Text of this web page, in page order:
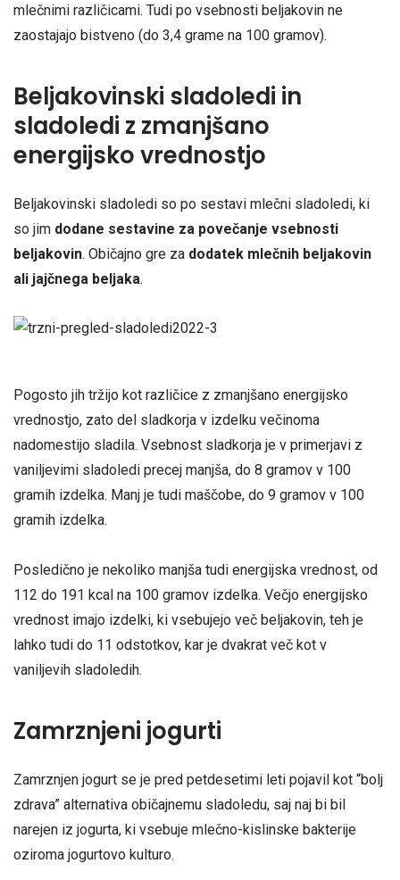
mlečnimi različicami. Tudi po vsebnosti beljakovin ne
zaostajajo bistveno (do 3,4 grame na 100 gramov).
Beljakovinski sladoledi in
sladoledi z zmanjšano
energijsko vrednostjo
Beljakovinski sladoledi so po sestavi mlečni sladoledi, ki
so jim dodane sestavine za povečanje vsebnosti
beljakovin. Običajno gre za dodatek mlečnih beljakovin
ali jajčnega beljaka.
Pogosto jih tržijo kot različice z zmanjšano energijsko
vrednostjo, zato del sladkorja v izdelku večinoma
nadomestijo sladila. Vsebnost sladkorja je v primerjavi z
vaniljevimi sladoledi precej manjša, do 8 gramov v 100
gramih izdelka. Manj je tudi maščobe, do 9 gramov v 100
gramih izdelka.
Posledično je nekoliko manjša tudi energijska vrednost, od
112 do 191 kcal na 100 gramov izdelka. Večjo energijsko
vrednost imajo izdelki, ki vsebujejo več beljakovin, teh je
lahko tudi do 11 odstotkov, kar je dvakrat več kot v
vaniljevih sladoledih.
Zamrznjeni jogurti
Zamrznjen jogurt se je pred petdesetimi leti pojavil kot “bolj
zdrava” alternativa običajnemu sladoledu, saj naj bi bil
narejen iz jogurta, ki vsebuje mlečno-kislinske bakterije
oziroma jogurtovo kulturo.